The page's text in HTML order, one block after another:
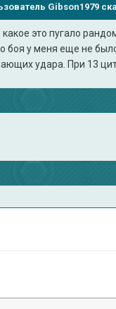
Gibson1979
это пугало
боя у меня еще не
удара. При 13